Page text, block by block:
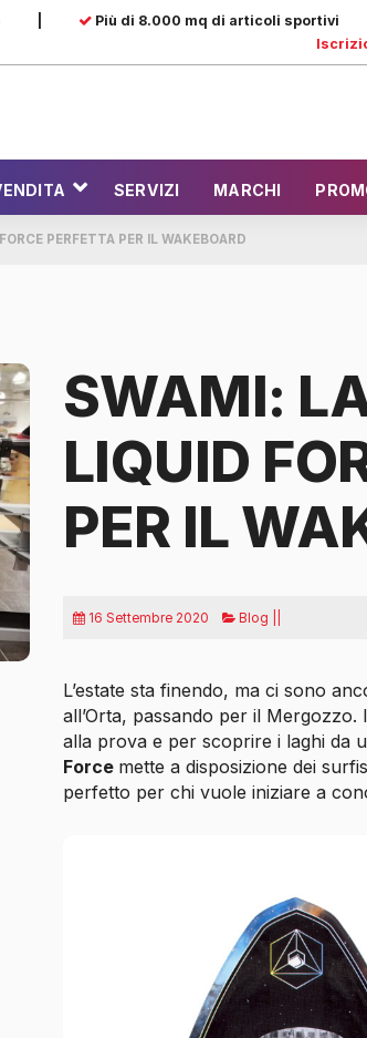
Più di 8.000 mq di articoli sportivi
SERVIZI MARCHI
PERFETTA PER IL WAKEBOARD
SWAMI:
LIQUID
PER IL
16 Settembre 2020 Blog ||
L’estate sta finendo, ma ci sono
all’Orta, passando per il
alla prova e per scoprire i laghi da
Force mette a disposizione dei
perfetto per chi vuole iniziare a